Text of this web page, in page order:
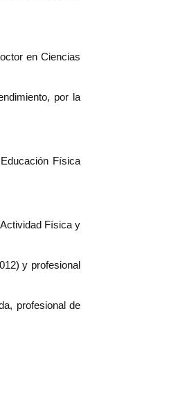
en Ciencias
por la
Física
Física y
y profesional
profesional de